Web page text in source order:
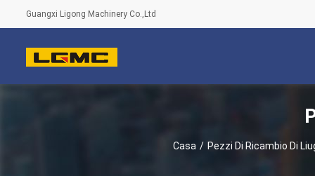
Guangxi Ligong Machinery Co.,Ltd
Casa / Pezzi Di Ricambio Di